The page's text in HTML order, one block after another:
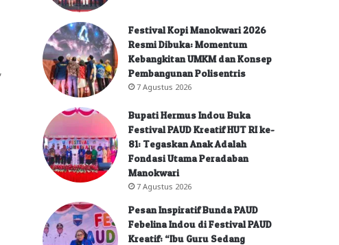
Festival Kopi Manokwari 2026
Resmi Dibuka: Momentum
Kebangkitan UMKM dan Konsep
Pembangunan Polisentris
7 Agustus 2026
Bupati Hermus Indou Buka
Festival PAUD Kreatif HUT RI ke-
81: Tegaskan Anak Adalah
Fondasi Utama Peradaban
Manokwari
7 Agustus 2026
Pesan Inspiratif Bunda PAUD
Febelina Indou di Festival PAUD
Kreatif: “Ibu Guru Sedang